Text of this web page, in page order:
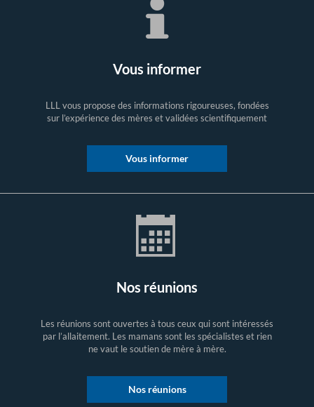
Vous informer
LLL vous propose des informations rigoureuses, fondées
sur l’expérience des mères et validées scientifiquement
Vous informer
Nos réunions
Les réunions sont ouvertes à tous ceux qui sont intéressés
par l’allaitement. Les mamans sont les spécialistes et rien
ne vaut le soutien de mère à mère.
Nos réunions